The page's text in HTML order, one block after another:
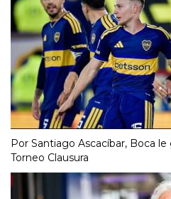
Por Santiago Ascacíbar, Boca
Torneo Clausura